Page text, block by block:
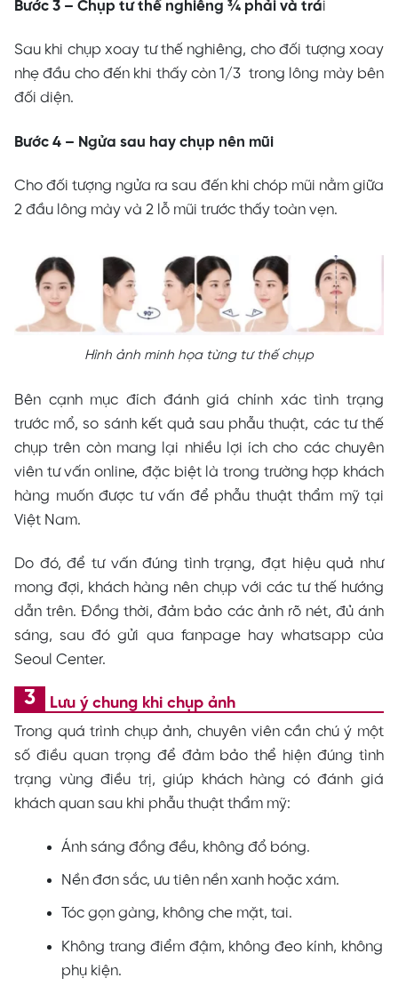
Bước 3 – Chụp tư thế nghiêng ¾ phải và trái
Sau khi chụp xoay tư thế nghiêng, cho đối tượng xoay
nhẹ đầu cho đến khi thấy còn 1/3 trong lông mày bên
đối diện.
Bước 4 – Ngửa sau hay chụp nên mũi
Cho đối tượng ngửa ra sau đến khi chóp mũi nằm giữa
2 đầu lông mày và 2 lỗ mũi trước thấy toàn vẹn.
Hình ảnh minh họa từng tư thế chụp
Bên cạnh mục đích đánh giá chính xác tình trạng
trước mổ, so sánh kết quả sau phẫu thuật, các tư thế
chụp trên còn mang lại nhiều lợi ích cho các chuyên
viên tư vấn online, đặc biệt là trong trường hợp khách
hàng muốn được tư vấn để phẫu thuật thẩm mỹ tại
Việt Nam.
Do đó, để tư vấn đúng tình trạng, đạt hiệu quả như
mong đợi, khách hàng nên chụp với các tư thế hướng
dẫn trên. Đồng thời, đảm bảo các ảnh rõ nét, đủ ánh
sáng, sau đó gửi qua fanpage hay whatsapp của
Seoul Center.
Lưu ý chung khi chụp ảnh
Trong quá trình chụp ảnh, chuyên viên cần chú ý một
số điều quan trọng để đảm bảo thể hiện đúng tình
trạng vùng điều trị, giúp khách hàng có đánh giá
khách quan sau khi phẫu thuật thẩm mỹ:
Ánh sáng đồng đều, không đổ bóng.
Nền đơn sắc, ưu tiên nền xanh hoặc xám.
Tóc gọn gàng, không che mặt, tai.
Không trang điểm đậm, không đeo kính, không
phụ kiện.